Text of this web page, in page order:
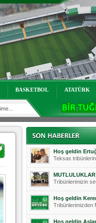
BASKETBOL ATATÜRK
Mutluluklar
Teksas
Teksaslı
Hoş geldin Alaz
Teksas.org
Hoş geldin
Teksas.org
Hoş geldin
Teksas
Hoş geldin
Teksas
Tribünlerimizin
Hoş geldin
Tribünlerimizden
Hoş geldin